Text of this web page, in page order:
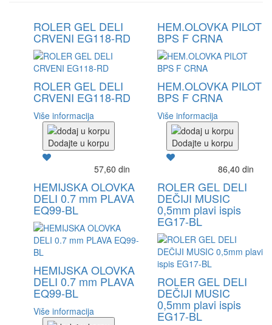
ROLER GEL DELI
CRVENI EG118-RD
ROLER GEL DELI
CRVENI EG118-RD
Više informacija
Dodajte u korpu
57,60 din
HEM.OLOVKA PILOT
BPS F CRNA
HEM.OLOVKA PILOT
BPS F CRNA
Više informacija
Dodajte u korpu
86,40 din
HEMIJSKA OLOVKA
DELI 0.7 mm PLAVA
EQ99-BL
HEMIJSKA OLOVKA
DELI 0.7 mm PLAVA
EQ99-BL
Više informacija
ROLER GEL DELI
DEČIJI MUSIC
0,5mm plavi ispis
EG17-BL
ROLER GEL DELI
DEČIJI MUSIC
0,5mm plavi ispis
EG17-BL